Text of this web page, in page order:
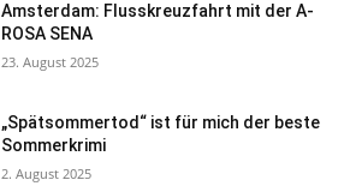
Amsterdam: Flusskreuzfahrt mit der A-
ROSA SENA
23. August 2025
„Spätsommertod“ ist für mich der beste
Sommerkrimi
2. August 2025